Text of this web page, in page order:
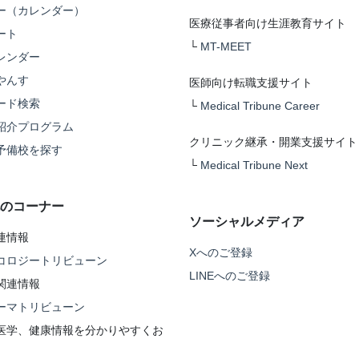
（カレンダー）
ト
ンダー
んす
ド検索
介プログラム
備校を探す
コーナー
情報
ロジートリビューン
連情報
マトリビューン
学、健康情報を分かりやすくお
医療従事者向け生涯教育サイト
└ MT-MEET
医師向け転職支援サイト
└ Medical Tribune Career
クリニック継承・開業支援サイト
└ Medical Tribune Next
ソーシャルメディア
Xへのご登録
LINEへのご登録